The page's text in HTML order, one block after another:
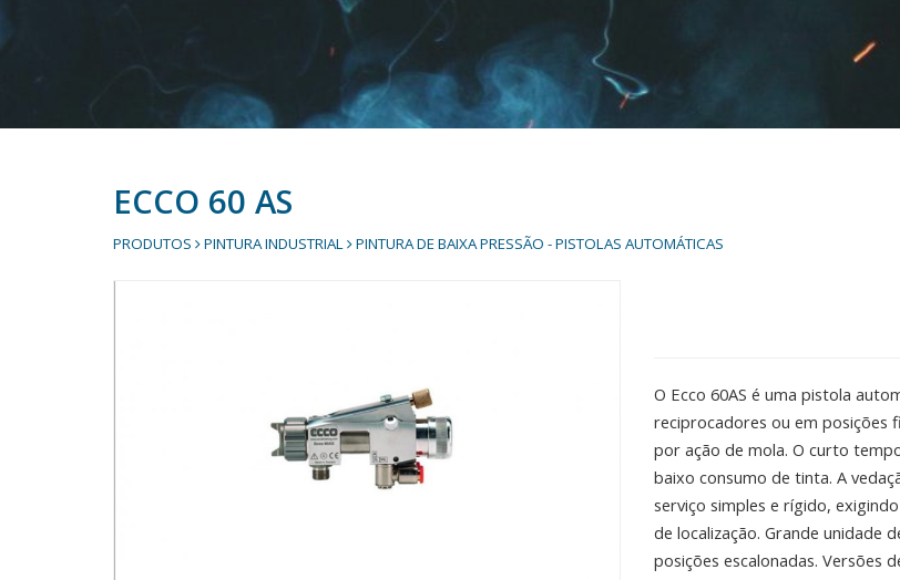
ECCO 60 AS
PRODUTOS PINTURA INDUSTRIAL PINTURA DE BAIXA PRESSÃO - PISTOLAS AUTOMÁTICAS
O Ecco 60AS é uma pistola
reciprocadores ou em posições
por ação de mola. O curto
baixo consumo de tinta. A
serviço simples e rígido,
de localização. Grande
posições escalonadas. Versões